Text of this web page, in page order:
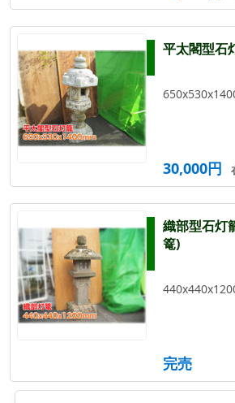
平太閣型石
30,000円
織部型石灯
篭)
完売